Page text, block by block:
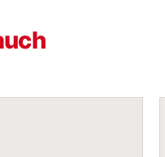
Warum der Plan